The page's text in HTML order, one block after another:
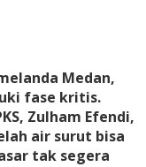
Medan,
fase kritis.
Zulham Efendi,
air surut bisa
tak segera